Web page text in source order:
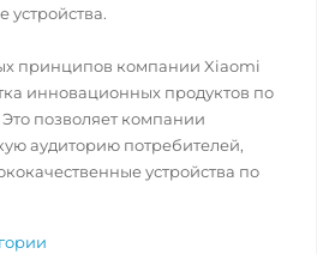
устройства.
принципов компании Xiaomi
инновационных продуктов по
позволяет компании
аудиторию потребителей,
устройства по